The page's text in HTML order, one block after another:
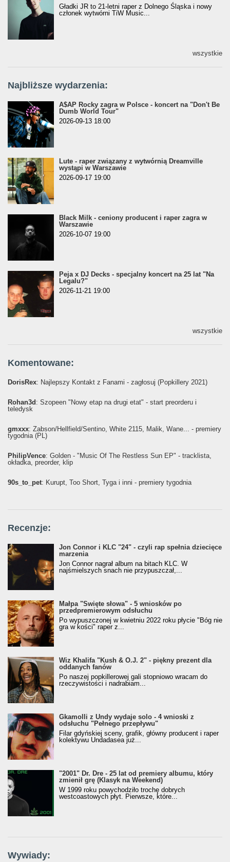
Gładki JR to 21-letni raper z Dolnego Śląska i nowy
członek wytwórni TiW Music...
wszystkie
Najbliższe wydarzenia:
A$AP Rocky zagra w Polsce - koncert na "Don't Be
Dumb World Tour"
2026-09-13 18:00
Lute - raper związany z wytwórnią Dreamville
wystąpi w Warszawie
2026-09-17 19:00
Black Milk - ceniony producent i raper zagra w
Warszawie
2026-10-07 19:00
Peja x DJ Decks - specjalny koncert na 25 lat "Na
Legalu?"
2026-11-21 19:00
wszystkie
Komentowane:
DorisRex: Najlepszy Kontakt z Fanami - zagłosuj (Popkillery 2021)
Rohan3d : Szopeen "Nowy etap na drugi etat" - start preorderu i
teledysk
gmxxx: Żabson/Hellfield/Sentino, White 2115, Malik, Wane... - premiery
tygodnia (PL)
PhilipVence: Golden - "Music Of The Restless Sun EP" - tracklista,
okładka, preorder, klip
90s_to_pet: Kurupt, Too Short, Tyga i inni - premiery tygodnia
Recenzje:
Jon Connor i KLC "24" - czyli rap spełnia dziecięce
marzenia
Jon Connor nagrał album na bitach KLC. W
najśmielszych snach nie przypuszczał,...
Małpa "Święte słowa" - 5 wniosków po
przedpremierowym odsłuchu
Po wypuszczonej w kwietniu 2022 roku płycie "Bóg nie
gra w kości" raper z...
Wiz Khalifa "Kush & O.J. 2" - piękny prezent dla
oddanych fanów
Po naszej popkillerowej gali stopniowo wracam do
rzeczywistości i nadrabiam...
Gkamolli z Undy wydaje solo - 4 wnioski z
odsłuchu "Pełnego przepływu"
Filar gdyńskiej sceny, grafik, główny producent i raper
kolektywu Undadasea już...
"2001" Dr. Dre - 25 lat od premiery albumu, który
zmienił grę (Klasyk na Weekend)
W 1999 roku powychodziło trochę dobrych
westcoastowych płyt. Pierwsze, które...
Wywiady: